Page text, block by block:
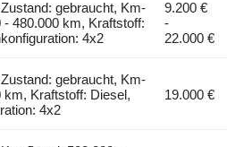
gebraucht, Km-
- 480.000 km, Kraftstoff:
4x2
9.200 €
-
22.000 €
gebraucht, Km-
km, Kraftstoff: Diesel,
4x2
19.000 €